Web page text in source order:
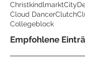
Christkindlmarkt
Cloud DancerClutch
Collegeblock
Empfohlene